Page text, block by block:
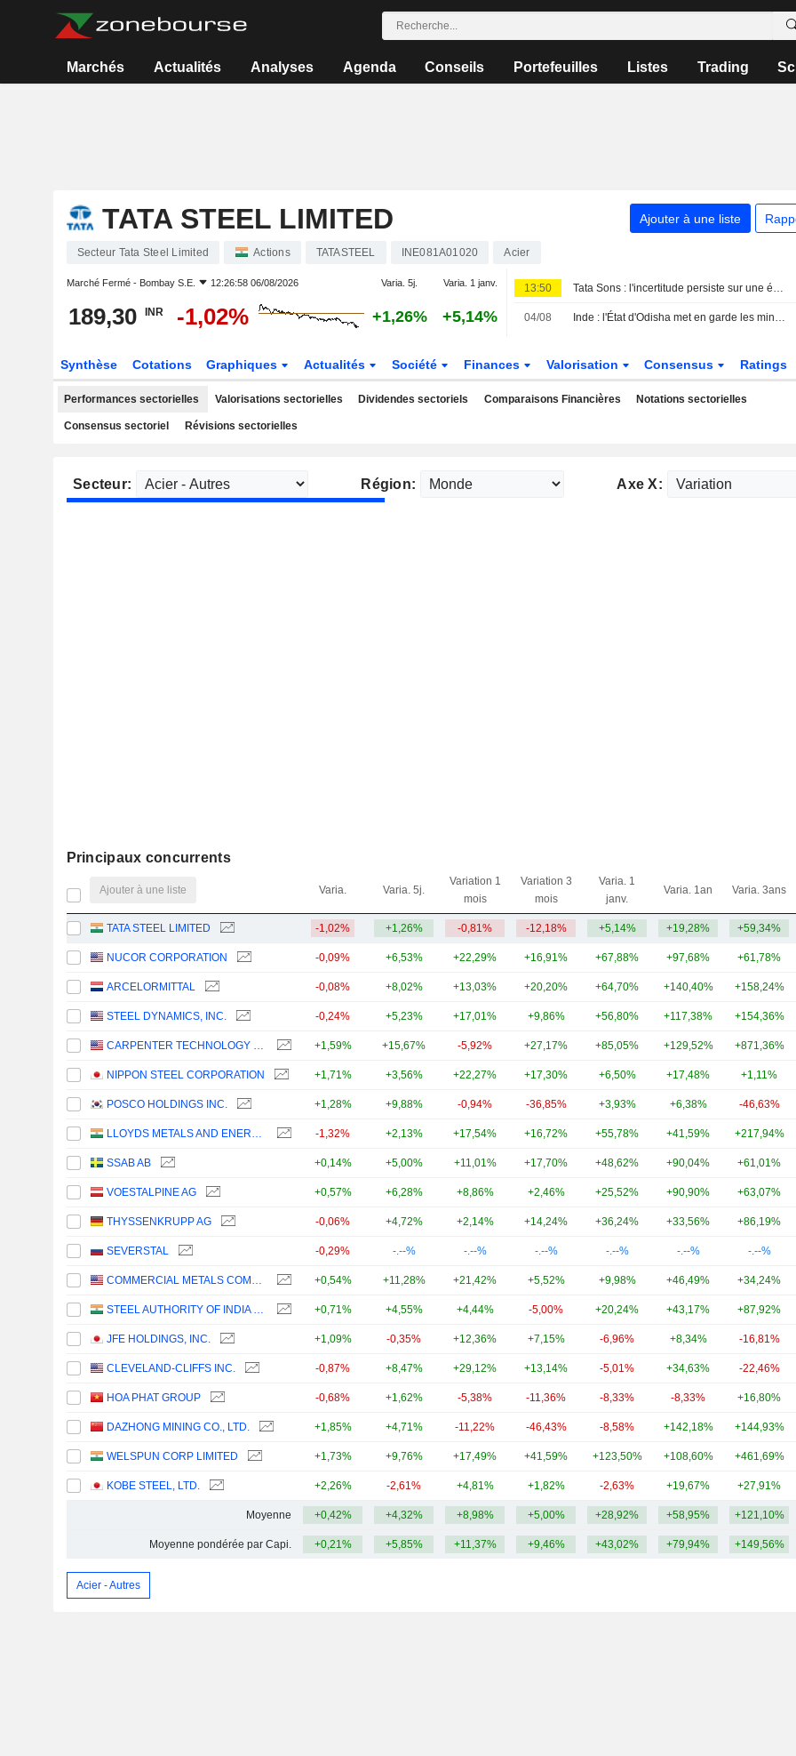
Marchés Actualités Analyses Agenda Conseils Portefeuilles Listes Trading
TATA STEEL LIMITED Ajouter à une liste
Secteur Tata Steel Limited Actions TATASTEEL INE081A01020 Acier
Marché Fermé - Bombay S.E. 12:26:58 06/08/2026 Varia. 5j. Varia. 1 janv.
189,30 INR -1,02% +1,26% +5,14%
13:50 Tata Sons : l'incertitude persiste sur une éventuelle introduction en bourse après le classement de la RBI
04/08 Inde : l'État d'Odisha met en garde les mineurs et les sidérurgistes contre la manipulation des teneurs en fer
Synthèse Cotations Graphiques Actualités Société Finances Valorisation Consensus Ratings
Performances sectorielles Valorisations sectorielles Dividendes sectoriels Comparaisons Financières Notations sectorielles
Consensus sectoriel Révisions sectorielles
Secteur: Région: Axe X:
Principaux concurrents
Ajouter à une liste Varia. Varia. 5j.
Variation 1
mois
Variation 3
mois
Varia. 1
janv.
Varia. 1an Varia. 3ans
TATA STEEL LIMITED -1,02% +1,26% -0,81% -12,18% +5,14% +19,28% +59,34%
NUCOR CORPORATION -0,09% +6,53% +22,29% +16,91% +67,88% +97,68% +61,78%
ARCELORMITTAL -0,08% +8,02% +13,03% +20,20% +64,70% +140,40% +158,24%
STEEL DYNAMICS, INC. -0,24% +5,23% +17,01% +9,86% +56,80% +117,38% +154,36%
CARPENTER TECHNOLOGY CORPORATION +1,59% +15,67% -5,92% +27,17% +85,05% +129,52% +871,36%
NIPPON STEEL CORPORATION +1,71% +3,56% +22,27% +17,30% +6,50% +17,48% +1,11%
POSCO HOLDINGS INC. +1,28% +9,88% -0,94% -36,85% +3,93% +6,38% -46,63%
LLOYDS METALS AND ENERGY LIMITED -1,32% +2,13% +17,54% +16,72% +55,78% +41,59% +217,94%
SSAB AB +0,14% +5,00% +11,01% +17,70% +48,62% +90,04% +61,01%
VOESTALPINE AG +0,57% +6,28% +8,86% +2,46% +25,52% +90,90% +63,07%
THYSSENKRUPP AG -0,06% +4,72% +2,14% +14,24% +36,24% +33,56% +86,19%
SEVERSTAL -0,29% -.--% -.--% -.--% -.--% -.--% -.--%
COMMERCIAL METALS COMPANY +0,54% +11,28% +21,42% +5,52% +9,98% +46,49% +34,24%
STEEL AUTHORITY OF INDIA LIMITED +0,71% +4,55% +4,44% -5,00% +20,24% +43,17% +87,92%
JFE HOLDINGS, INC. +1,09% -0,35% +12,36% +7,15% -6,96% +8,34% -16,81%
CLEVELAND-CLIFFS INC. -0,87% +8,47% +29,12% +13,14% -5,01% +34,63% -22,46%
HOA PHAT GROUP -0,68% +1,62% -5,38% -11,36% -8,33% -8,33% +16,80%
DAZHONG MINING CO., LTD. +1,85% +4,71% -11,22% -46,43% -8,58% +142,18% +144,93%
WELSPUN CORP LIMITED +1,73% +9,76% +17,49% +41,59% +123,50% +108,60% +461,69%
KOBE STEEL, LTD. +2,26% -2,61% +4,81% +1,82% -2,63% +19,67% +27,91%
Moyenne +0,42% +4,32% +8,98% +5,00% +28,92% +58,95% +121,10%
Moyenne pondérée par Capi. +0,21% +5,85% +11,37% +9,46% +43,02% +79,94% +149,56%
Acier - Autres